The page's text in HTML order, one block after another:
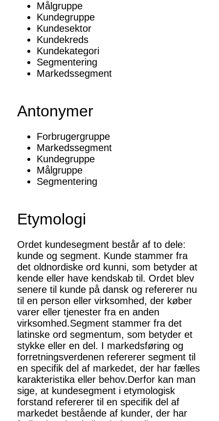
Målgruppe
Kundegruppe
Kundesektor
Kundekreds
Kundekategori
Segmentering
Markedssegment
Antonymer
Forbrugergruppe
Markedssegment
Kundegruppe
Målgruppe
Segmentering
Etymologi
Ordet kundesegment består af to dele:
kunde og segment. Kunde stammer fra
det oldnordiske ord kunni, som betyder at
kende eller have kendskab til. Ordet blev
senere til kunde på dansk og refererer nu
til en person eller virksomhed, der køber
varer eller tjenester fra en anden
virksomhed.Segment stammer fra det
latinske ord segmentum, som betyder et
stykke eller en del. I markedsføring og
forretningsverdenen refererer segment til
en specifik del af markedet, der har fælles
karakteristika eller behov.Derfor kan man
sige, at kundesegment i etymologisk
forstand refererer til en specifik del af
markedet bestående af kunder, der har